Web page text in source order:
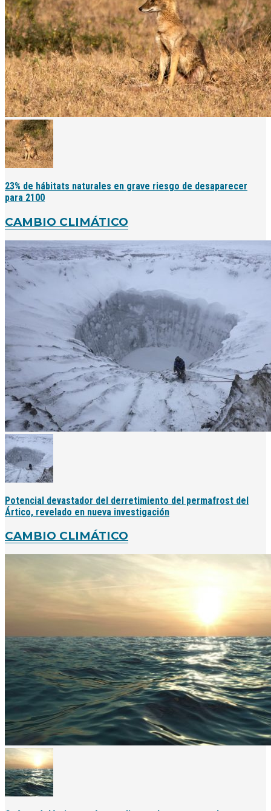
23% de hábitats naturales en grave riesgo de desaparecer
para 2100
CAMBIO CLIMÁTICO
Potencial devastador del derretimiento del permafrost del
Ártico, revelado en nueva investigación
CAMBIO CLIMÁTICO